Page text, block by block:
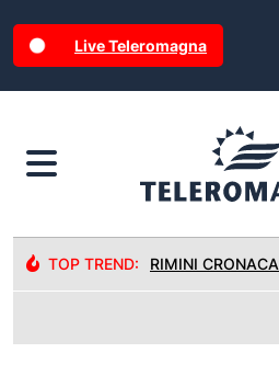
Live Teleromagna
TOP TREND: RIMINI CRONACA